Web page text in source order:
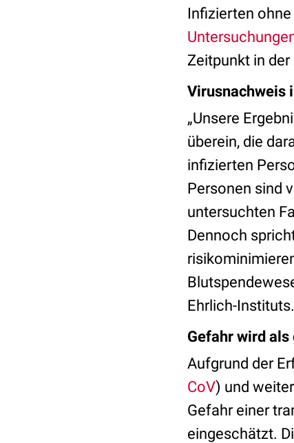
Infizierten
Zeitpunkt in
Virusnachweis
„Unsere
überein, die
infizierten
Personen sind
untersuchten
Dennoch
Ehrlich-Instituts.
Gefahr wird
Aufgrund der
CoV) und
Gefahr einer
eingeschätzt.